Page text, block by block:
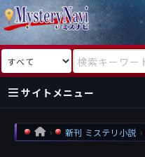
検索対象 検索キーワード
サイトメニュー
国内
作家
海外
作家
HOME 新刊 ミステリ小説